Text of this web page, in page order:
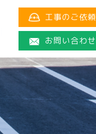
工事のご依頼
お問い合わせ